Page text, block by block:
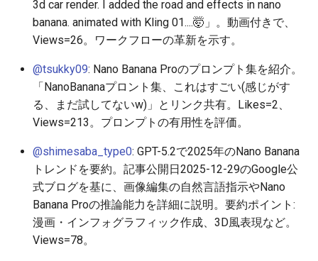
2026-06-02
2026-06-01
2026-05-31
2026-05-29
2026-05-28
2025-11-17
2025-11-16
2025-11-15
2025-11-13
2025-11-12
2026-06-02
2026-06-01
2026-05-31
2026-05-29
2026-05-28
2025-11-17
2025-11-16
2025-11-15
2025-11-13
2025-11-12
2025-11-17
2025-11-16
2025-11-15
2025-11-13
2025-11-12
2025-11-11
2026-05-29
2026-05-28
2026-05-27
2026-05-25
2026-05-24
2025-11-17
2025-11-16
2025-11-15
2025-11-13
2025-11-12
2026-06-02
2026-06-01
2026-05-31
2026-05-29
2026-05-28
3d car render. I added the road and effects in nano
banana. animated with Kling 01....🤯」。動画付きで、
Views=26。ワークフローの革新を示す。
@tsukky09: Nano Banana Proのプロンプト集を紹介。
「NanoBananaプロント集、これはすごい(感じがす
る、まだ試してないw)」とリンク共有。Likes=2、
Views=213。プロンプトの有用性を評価。
@shimesaba_type0: GPT-5.2で2025年のNano Banana
トレンドを要約。記事公開日2025-12-29のGoogle公
式ブログを基に、画像編集の自然言語指示やNano
Banana Proの推論能力を詳細に説明。要約ポイント:
漫画・インフォグラフィック作成、3D風表現など。
Views=78。